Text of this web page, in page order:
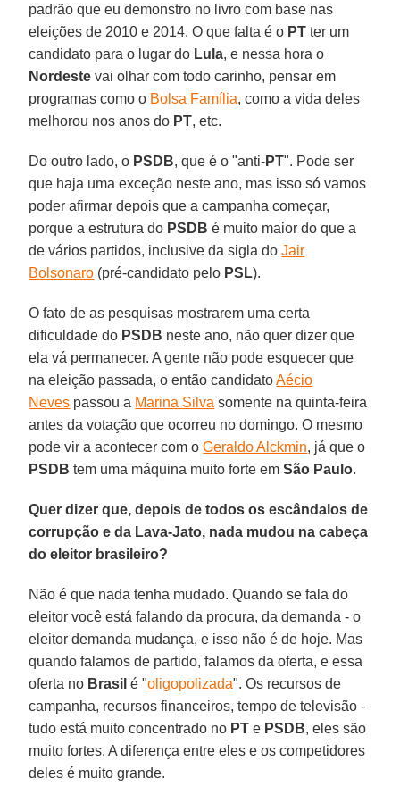
padrão que eu demonstro no livro com base nas
eleições de 2010 e 2014. O que falta é o PT ter um
candidato para o lugar do Lula, e nessa hora o
Nordeste vai olhar com todo carinho, pensar em
programas como o Bolsa Família, como a vida deles
melhorou nos anos do PT, etc.
Do outro lado, o PSDB, que é o "anti-PT". Pode ser
que haja uma exceção neste ano, mas isso só vamos
poder afirmar depois que a campanha começar,
porque a estrutura do PSDB é muito maior do que a
de vários partidos, inclusive da sigla doJair
Bolsonaro (pré-candidato pelo PSL).
O fato de as pesquisas mostrarem uma certa
dificuldade do PSDB neste ano, não quer dizer que
ela vá permanecer. A gente não pode esquecer que
na eleição passada, o então candidatoAécio
Neves passou a Marina Silva somente na quinta-feira
antes da votação que ocorreu no domingo. O mesmo
pode vir a acontecer com oGeraldo Alckmin, já que o
PSDB tem uma máquina muito forte emSão Paulo.
Quer dizer que, depois de todos os escândalos de
corrupção e da Lava-Jato, nada mudou na cabeça
do eleitor brasileiro?
Não é que nada tenha mudado. Quando se fala do
eleitor você está falando da procura, da demanda - o
eleitor demanda mudança, e isso não é de hoje. Mas
quando falamos de partido, falamos da oferta, e essa
oferta no Brasil é "oligopolizada". Os recursos de
campanha, recursos financeiros, tempo de televisão -
tudo está muito concentrado no PT e PSDB, eles são
muito fortes. A diferença entre eles e os competidores
deles é muito grande.